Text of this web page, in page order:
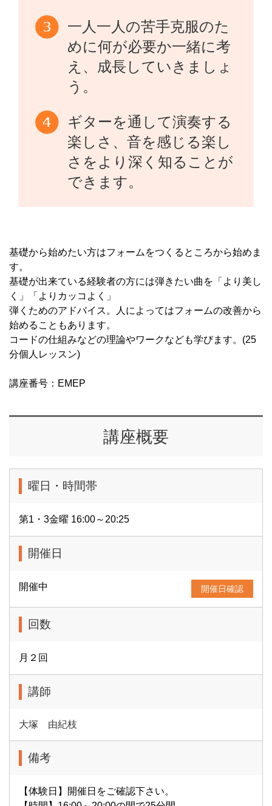
一人一人の苦手克服のた
めに何が必要か一緒に考
え、成長していきましょ
う。
ギターを通して演奏する
楽しさ、音を感じる楽し
さをより深く知ることが
できます。
基礎から始めたい方はフォームをつくるところから始めま
す。
基礎が出来ている経験者の方には弾きたい曲を「より美し
く」「よりカッコよく」
弾くためのアドバイス。人によってはフォームの改善から
始めることもあります。
コードの仕組みなどの理論やワークなども学びます。(25
分個人レッスン)
講座番号：EMEP
講座概要
曜日・時間帯
第1・3金曜 16:00～20:25
開催日
開催中 開催日確認
回数
月２回
講師
大塚 由紀枝
備考
【体験日】開催日をご確認下さい。